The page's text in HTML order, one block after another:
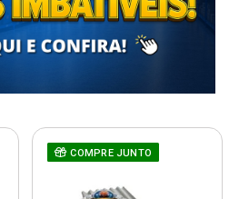
COMPRE JUNTO